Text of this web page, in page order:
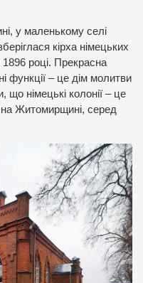
у маленькому селі
кірха німецьких
1896 році. Прекрасна
функції – це дім молитви
що німецькі колонії – це
на Житомирщині, серед